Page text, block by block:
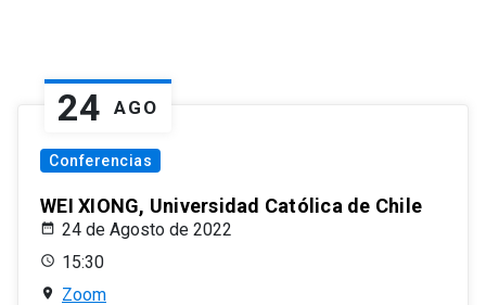
24 AGO
Conferencias
WEI XIONG, Universidad Católica de Chile
24 de Agosto de 2022
15:30
Zoom